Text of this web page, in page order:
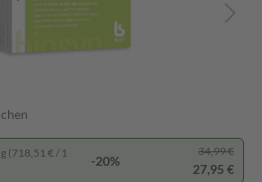
(718,51 € / 1
-20%
34,99 €
27,95 €